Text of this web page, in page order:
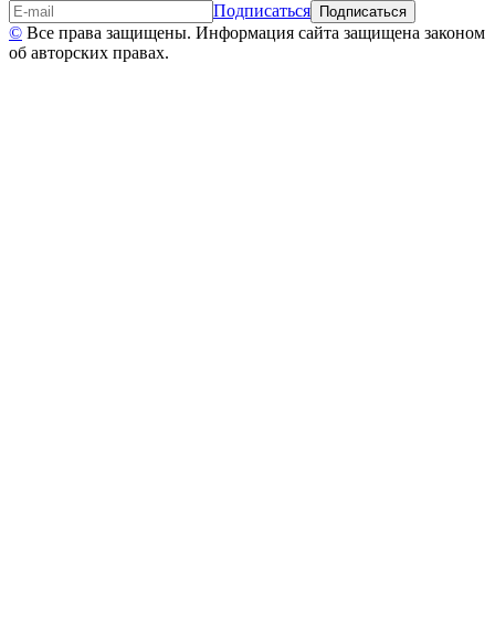
Подписаться
© Все права защищены. Информация сайта защищена законом
об авторских правах.